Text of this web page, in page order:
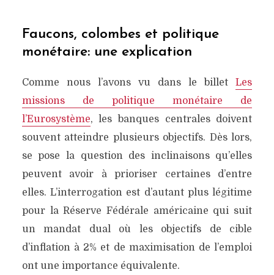
Faucons, colombes et politique
monétaire: une explication
Comme nous l’avons vu dans le billetLes
missions de politique monétaire de
l’Eurosystème, les banques centrales doivent
souvent atteindre plusieurs objectifs. Dès lors,
se pose la question des inclinaisons qu’elles
peuvent avoir à prioriser certaines d’entre
elles. L’interrogation est d’autant plus légitime
pour la Réserve Fédérale américaine qui suit
un mandat dual où les objectifs de cible
d’inflation à 2% et de maximisation de l’emploi
ont une importance équivalente.